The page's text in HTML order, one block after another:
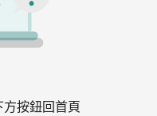
按鈕回首頁